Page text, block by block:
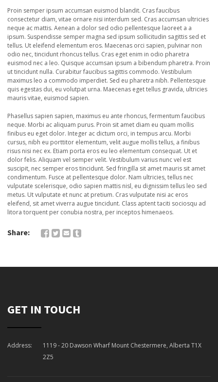
Proin semper ipsum accumsan euismod blandit. Cras faucibus
consectetur diam, vitae ornare nisi interdum sed. Cras accumsan ultricies
neque ac mattis. Aenean a dolor sed odio pellentesque laoreet a a
ipsum. Suspendisse semper magna sed ipsum sollicitudin sagittis sed et
tellus. Ut eleifend elementum eros. Maecenas orci sapien, pulvinar non
odio nec, tincidunt rhoncus tellus. Cras eget enim in odio pharetra
euismod nec a leo. Quisque accumsan ipsum a bibendum pharetra. Proin
ut tincidunt nulla. Curabitur faucibus sagittis commodo. Vestibulum
maximus leo a commodo imperdiet. Sed eu pharetra nibh. Pellentesque
quis egestas dui, eu volutpat urna. Maecenas eget tellus gravida, ultricies
mauris vitae, euismod sapien.
Phasellus sapien sapien, maximus eu ante rhoncus, fermentum faucibus
neque. Morbi ac aliquam purus. Proin sit amet diam eu quam mollis
finibus eu eget dolor. Integer ac dictum orci, in tempus arcu. Morbi
cursus, nibh eu porttitor elementum, velit augue mollis tellus, a finibus
risus nisi nec ex. Etiam porta eros eu leo elementum consequat. Ut et
dolor felis. Aliquam vel semper velit. Vestibulum varius nunc vel est
suscipit, nec semper eros tincidunt. Sed fringilla sit amet mauris sit amet
condimentum. Fusce at pellentesque dolor. Nam ultricies, tellus nec
vulputate scelerisque, odio sapien mattis nisl, eu dignissim tellus leo sed
metus. Ut vulputate et nunc at pretium. Cras vulputate nisi ac eros
eleifend, sit amet viverra augue tincidunt. Class aptent taciti sociosqu ad
litora torquent per conubia nostra, per inceptos himenaeos.
Share:
GET IN TOUCH
Address:
1119 - 20 Dawson Wharf Mount Chestermere, Alberta T1X
2Z5